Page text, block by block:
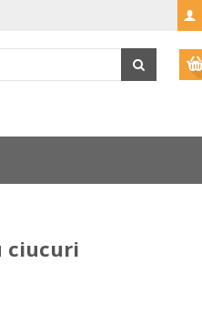
ciucuri